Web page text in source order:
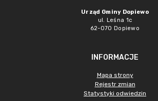
Urząd Gminy Dopiewo
ul. Leśna 1c
62-070 Dopiewo
INFORMACJE
Mapa strony
Rejestr zmian
Statystyki odwiedzin